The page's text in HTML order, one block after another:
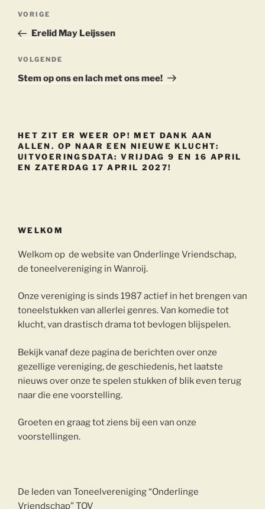
Berichtnavigatie
Vorig
bericht
VORIGE
Erelid May Leijssen
Volgend
bericht
VOLGENDE
Stem op ons en lach met ons mee!
HET ZIT ER WEER OP! MET DANK AAN
ALLEN. OP NAAR EEN NIEUWE KLUCHT:
UITVOERINGSDATA: VRIJDAG 9 EN 16 APRIL
EN ZATERDAG 17 APRIL 2027!
WELKOM
Welkom op de website van Onderlinge Vriendschap,
de toneelvereniging in Wanroij.
Onze vereniging is sinds 1987 actief in het brengen van
toneelstukken van allerlei genres. Van komedie tot
klucht, van drastisch drama tot bevlogen blijspelen.
Bekijk vanaf deze pagina de berichten over onze
gezellige vereniging, de geschiedenis, het laatste
nieuws over onze te spelen stukken of blik even terug
naar die ene voorstelling.
Groeten en graag tot ziens bij een van onze
voorstellingen.
De leden van Toneelvereniging “Onderlinge
Vriendschap” TOV